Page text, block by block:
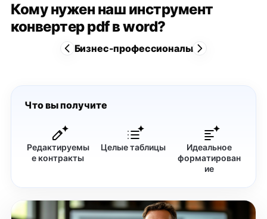
Кому нужен наш инструмент
конвертер pdf в word?
Бизнес-профессионалы
Что вы получите
Редактируемы
е контракты
Целые таблицы
Идеальное
форматирован
ие